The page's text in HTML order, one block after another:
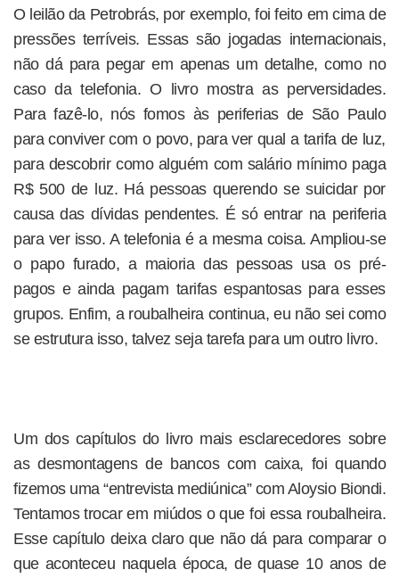
O leilão da Petrobrás, por exemplo, foi feito em cima de
pressões terríveis. Essas são jogadas internacionais,
não dá para pegar em apenas um detalhe, como no
caso da telefonia. O livro mostra as perversidades.
Para fazê-lo, nós fomos às periferias de São Paulo
para conviver com o povo, para ver qual a tarifa de luz,
para descobrir como alguém com salário mínimo paga
R$ 500 de luz. Há pessoas querendo se suicidar por
causa das dívidas pendentes. É só entrar na periferia
para ver isso. A telefonia é a mesma coisa. Ampliou-se
o papo furado, a maioria das pessoas usa os pré-
pagos e ainda pagam tarifas espantosas para esses
grupos. Enfim, a roubalheira continua, eu não sei como
se estrutura isso, talvez seja tarefa para um outro livro.
Um dos capítulos do livro mais esclarecedores sobre
as desmontagens de bancos com caixa, foi quando
fizemos uma “entrevista mediúnica” com Aloysio Biondi.
Tentamos trocar em miúdos o que foi essa roubalheira.
Esse capítulo deixa claro que não dá para comparar o
que aconteceu naquela época, de quase 10 anos de